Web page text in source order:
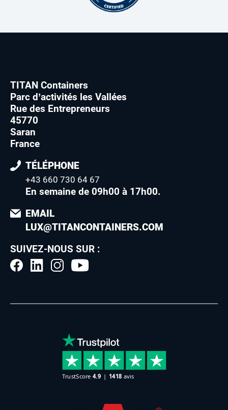
TITAN Containers
Parc d’activités les Vallées
Rue des Entrepreneurs
45770
Saran
France
TÉLÉPHONE
+43 660 730 64 67
En semaine de 09h00 à 17h00.
EMAIL
LUX@TITANCONTAINERS.COM
SUIVEZ-NOUS SUR :